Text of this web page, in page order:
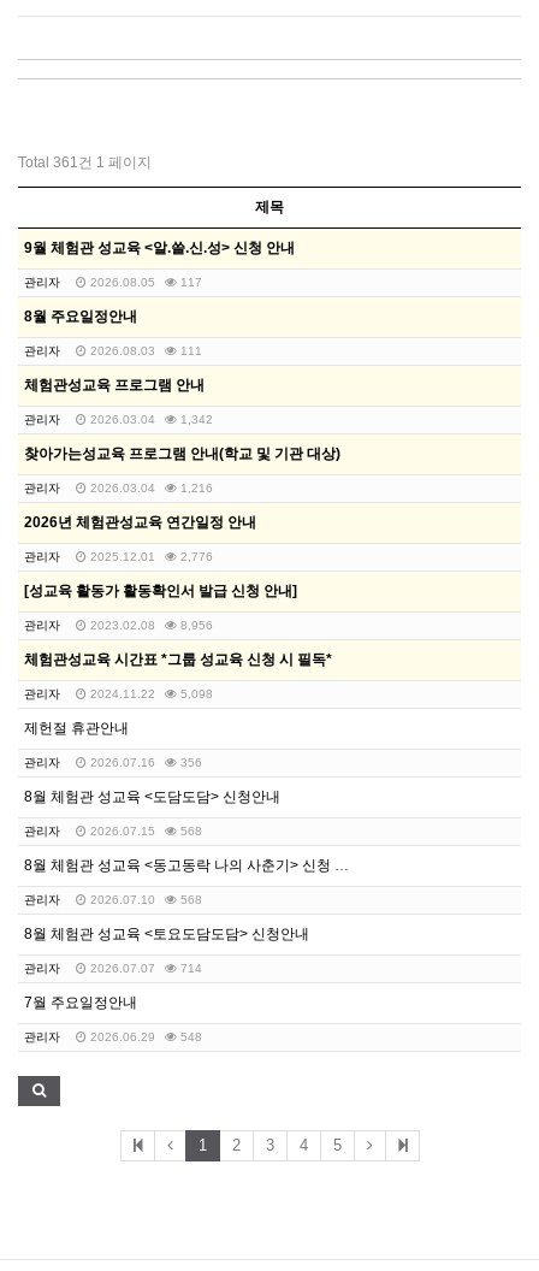
Total 361건 1 페이지
제목
9월 체험관 성교육 <알.쓸.신.성> 신청 안내
관리자 2026.08.05 117
8월 주요일정안내
관리자 2026.08.03 111
체험관성교육 프로그램 안내
관리자 2026.03.04 1,342
찾아가는성교육 프로그램 안내(학교 및 기관 대상)
관리자 2026.03.04 1,216
2026년 체험관성교육 연간일정 안내
관리자 2025.12.01 2,776
[성교육 활동가 활동확인서 발급 신청 안내]
관리자 2023.02.08 8,956
체험관성교육 시간표 *그룹 성교육 신청 시 필독*
관리자 2024.11.22 5,098
제헌절 휴관안내
관리자 2026.07.16 356
8월 체험관 성교육 <도담도담> 신청안내
관리자 2026.07.15 568
8월 체험관 성교육 <동고동락 나의 사춘기> 신청 안내
관리자 2026.07.10 568
8월 체험관 성교육 <토요도담도담> 신청안내
관리자 2026.07.07 714
7월 주요일정안내
관리자 2026.06.29 548
1 2 3 4 5